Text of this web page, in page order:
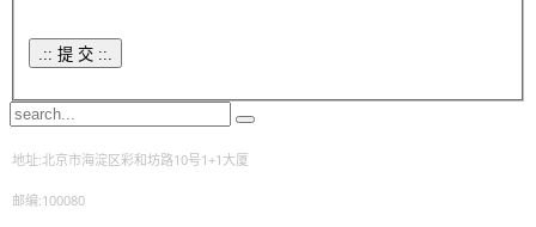
地址:北京市海淀区彩和坊路10号1+1大厦
邮编:100080